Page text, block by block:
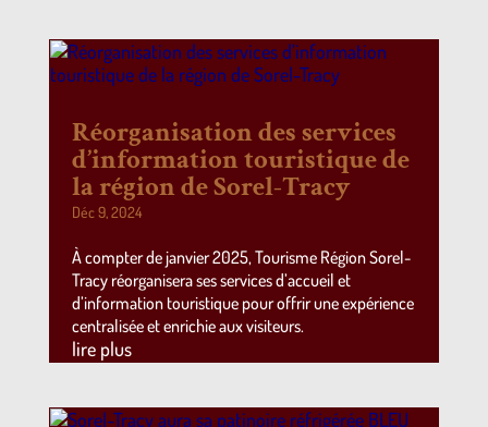
Réorganisation des services
d’information touristique de
la région de Sorel-Tracy
Déc 9, 2024
À compter de janvier 2025, Tourisme Région Sorel-
Tracy réorganisera ses services d’accueil et
d’information touristique pour offrir une expérience
centralisée et enrichie aux visiteurs.
lire plus